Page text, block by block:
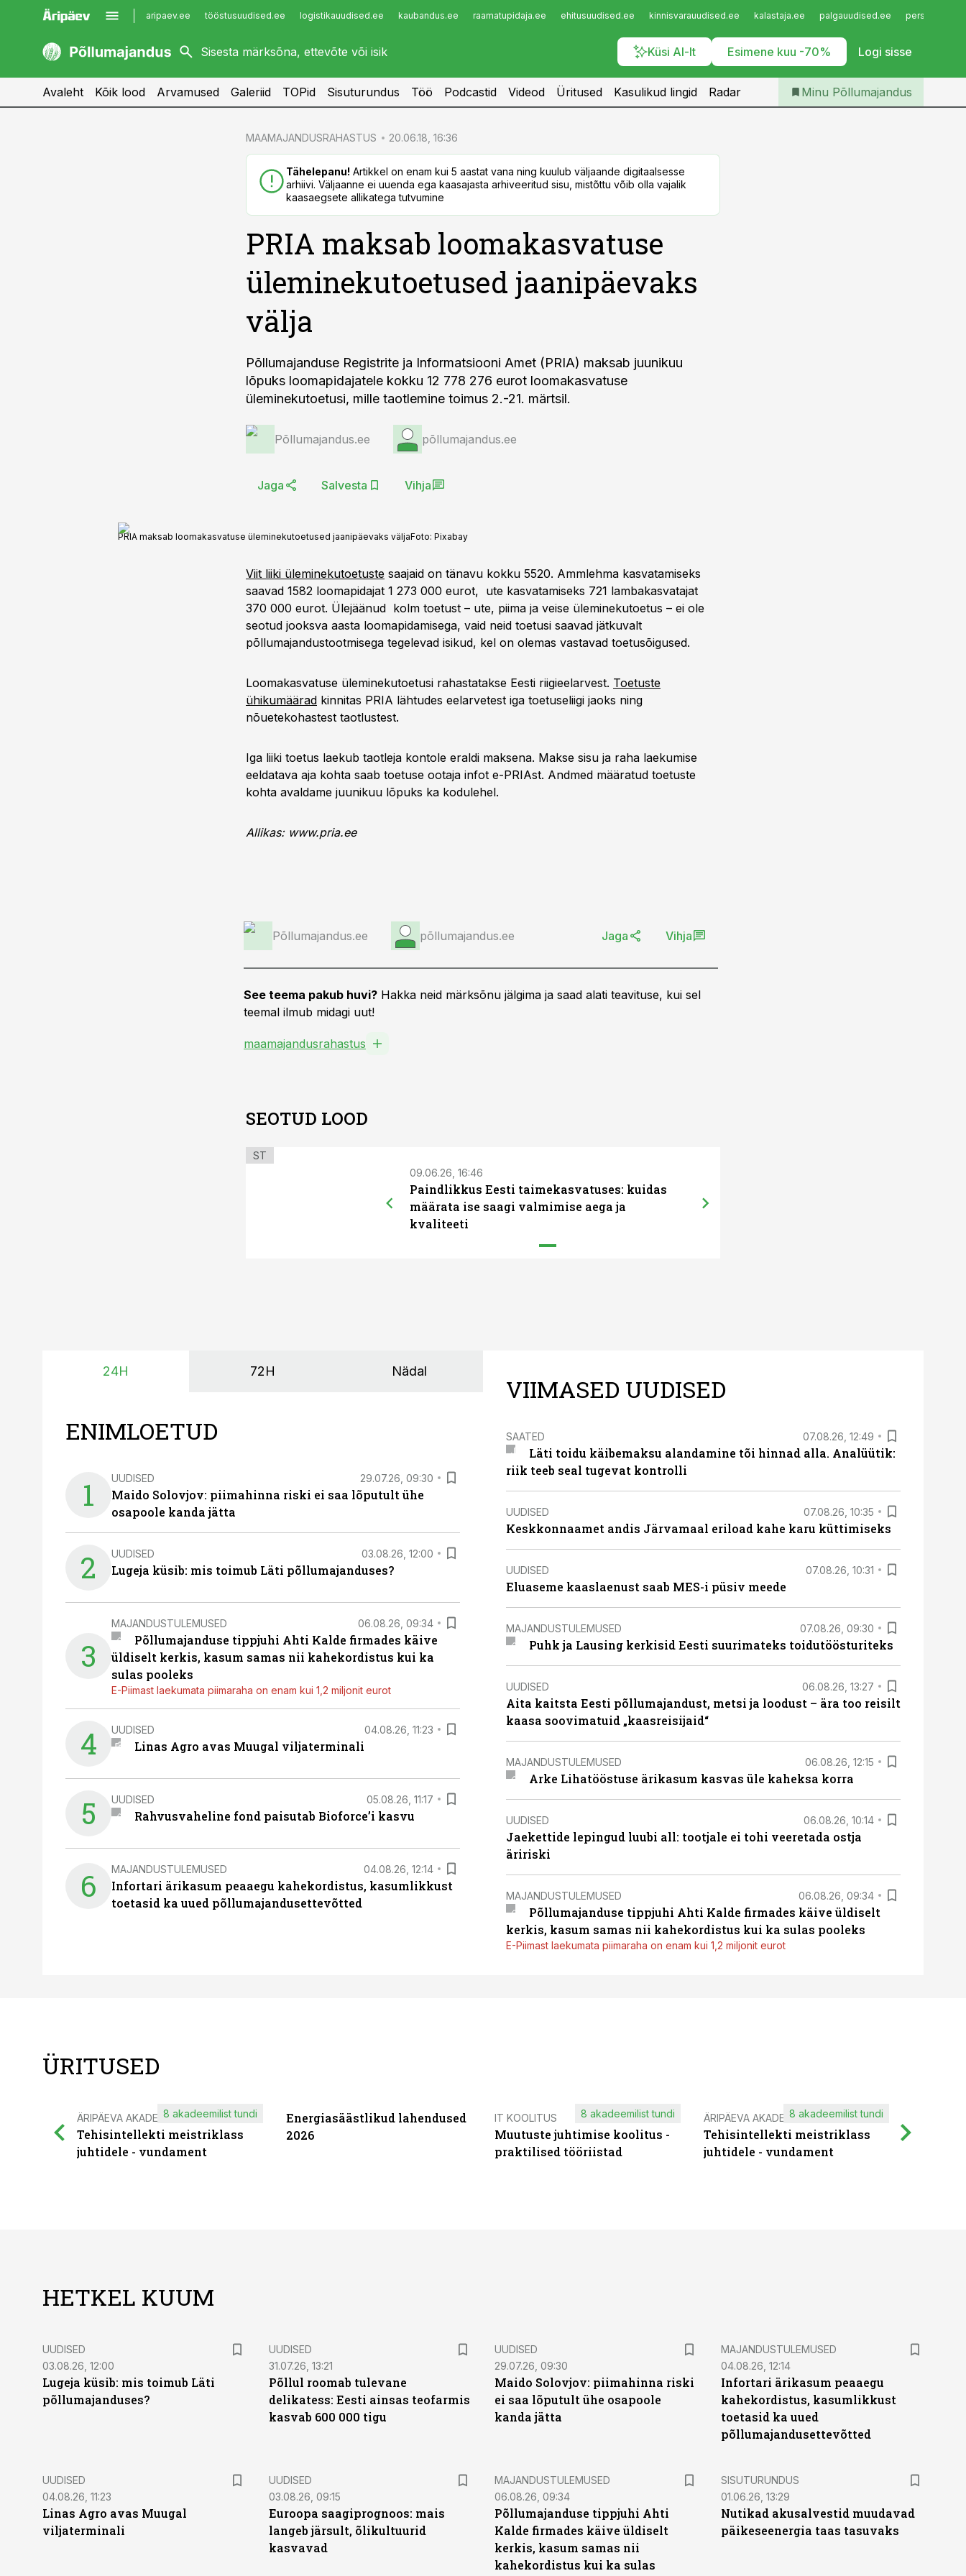
aripaev.ee tööstusuudised.ee logistikauudised.ee kaubandus.ee raamatupidaja.ee ehitusuudised.ee kinnisvarauudised.ee kalastaja.ee palgauudised.ee
Küsi AI-lt Esimene kuu -70% Logi sisse
kaubandus.ee
kinnisvarauudised.ee
imelineajalugu.ee
Infopank
Iseteenindus
Telli Põllumajandus
Avaleht Kõik lood Arvamused Galeriid TOPid Sisuturundus Töö Podcastid Videod Üritused Kasulikud lingid Radar Minu Põllumajandus
MAAMAJANDUSRAHASTUS 20.06.18, 16:36
Tähelepanu! Artikkel on enam kui 5 aastat vana ning kuulub väljaande digitaalsesse
arhiivi. Väljaanne ei uuenda ega kaasajasta arhiveeritud sisu, mistõttu võib olla vajalik
kaasaegsete allikatega tutvumine
PRIA maksab loomakasvatuse
üleminekutoetused jaanipäevaks
välja
Põllumajanduse Registrite ja Informatsiooni Amet (PRIA) maksab juunikuu
lõpuks loomapidajatele kokku 12 778 276 eurot loomakasvatuse
üleminekutoetusi, mille taotlemine toimus 2.-21. märtsil.
Põllumajandus.ee põllumajandus.ee
Jaga Salvesta Vihja
PRIA maksab loomakasvatuse üleminekutoetused jaanipäevaks väljaFoto: Pixabay
Viit liiki üleminekutoetuste saajaid on tänavu kokku 5520. Ammlehma kasvatamiseks
saavad 1582 loomapidajat 1 273 000 eurot, ute kasvatamiseks 721 lambakasvatajat
370 000 eurot. Ülejäänud kolm toetust – ute, piima ja veise üleminekutoetus – ei ole
seotud jooksva aasta loomapidamisega, vaid neid toetusi saavad jätkuvalt
põllumajandustootmisega tegelevad isikud, kel on olemas vastavad toetusõigused.
Loomakasvatuse üleminekutoetusi rahastatakse Eesti riigieelarvest. Toetuste
ühikumäärad kinnitas PRIA lähtudes eelarvetest iga toetuseliigi jaoks ning
nõuetekohastest taotlustest.
Iga liiki toetus laekub taotleja kontole eraldi maksena. Makse sisu ja raha laekumise
eeldatava aja kohta saab toetuse ootaja infot e-PRIAst. Andmed määratud toetuste
kohta avaldame juunikuu lõpuks ka kodulehel.
Allikas: www.pria.ee
Põllumajandus.ee põllumajandus.ee Jaga Vihja
See teema pakub huvi? Hakka neid märksõnu jälgima ja saad alati teavituse, kui sel
teemal ilmub midagi uut!
maamajandusrahastus
SEOTUD LOOD
ST
09.06.26, 16:46
Paindlikkus Eesti taimekasvatuses: kuidas
määrata ise saagi valmimise aega ja
kvaliteeti
24H 72H Nädal
ENIMLOETUD
1 UUDISED 29.07.26, 09:30
Maido Solovjov: piimahinna riski ei saa lõputult ühe
osapoole kanda jätta
2 UUDISED 03.08.26, 12:00
Lugeja küsib: mis toimub Läti põllumajanduses?
3
MAJANDUSTULEMUSED 06.08.26, 09:34
Põllumajanduse tippjuhi Ahti Kalde firmades käive
üldiselt kerkis, kasum samas nii kahekordistus kui ka
sulas pooleks
E-Piimast laekumata piimaraha on enam kui 1,2 miljonit eurot
4 UUDISED 04.08.26, 11:23
Linas Agro avas Muugal viljaterminali
5 UUDISED 05.08.26, 11:17
Rahvusvaheline fond paisutab Bioforce’i kasvu
6 MAJANDUSTULEMUSED 04.08.26, 12:14
Infortari ärikasum peaaegu kahekordistus, kasumlikkust
toetasid ka uued põllumajandusettevõtted
VIIMASED UUDISED
SAATED 07.08.26, 12:49
Läti toidu käibemaksu alandamine tõi hinnad alla. Analüütik:
riik teeb seal tugevat kontrolli
UUDISED 07.08.26, 10:35
Keskkonnaamet andis Järvamaal eriload kahe karu küttimiseks
UUDISED 07.08.26, 10:31
Eluaseme kaaslaenust saab MES-i püsiv meede
MAJANDUSTULEMUSED 07.08.26, 09:30
Puhk ja Lausing kerkisid Eesti suurimateks toidutöösturiteks
UUDISED 06.08.26, 13:27
Aita kaitsta Eesti põllumajandust, metsi ja loodust – ära too reisilt
kaasa soovimatuid „kaasreisijaid“
MAJANDUSTULEMUSED 06.08.26, 12:15
Arke Lihatööstuse ärikasum kasvas üle kaheksa korra
UUDISED 06.08.26, 10:14
Jaekettide lepingud luubi all: tootjale ei tohi veeretada ostja
äririski
MAJANDUSTULEMUSED 06.08.26, 09:34
Põllumajanduse tippjuhi Ahti Kalde firmades käive üldiselt
kerkis, kasum samas nii kahekordistus kui ka sulas pooleks
E-Piimast laekumata piimaraha on enam kui 1,2 miljonit eurot
ÜRITUSED
ÄRIPÄEVA AKADEEMIA
Tehisintellekti meistriklass
juhtidele - vundament
8 akadeemilist tundi
Energiasäästlikud lahendused
2026
IT KOOLITUS
Muutuste juhtimise koolitus -
praktilised tööriistad
8 akadeemilist tundi ÄRIPÄEVA AKADEEMIA
Tehisintellekti meistriklass
juhtidele - vundament
8 akadeemilist tundi
HETKEL KUUM
UUDISED
03.08.26, 12:00
Lugeja küsib: mis toimub Läti
põllumajanduses?
UUDISED
31.07.26, 13:21
Põllul roomab tulevane
delikatess: Eesti ainsas teofarmis
kasvab 600 000 tigu
UUDISED
29.07.26, 09:30
Maido Solovjov: piimahinna riski
ei saa lõputult ühe osapoole
kanda jätta
MAJANDUSTULEMUSED
04.08.26, 12:14
Infortari ärikasum peaaegu
kahekordistus, kasumlikkust
toetasid ka uued
põllumajandusettevõtted
UUDISED
04.08.26, 11:23
Linas Agro avas Muugal
viljaterminali
UUDISED
03.08.26, 09:15
Euroopa saagiprognoos: mais
langeb järsult, õlikultuurid
kasvavad
MAJANDUSTULEMUSED
06.08.26, 09:34
Põllumajanduse tippjuhi Ahti
Kalde firmades käive üldiselt
kerkis, kasum samas nii
kahekordistus kui ka sulas
ST
SISUTURUNDUS
01.06.26, 13:29
Nutikad akusalvestid muudavad
päikeseenergia taas tasuvaks